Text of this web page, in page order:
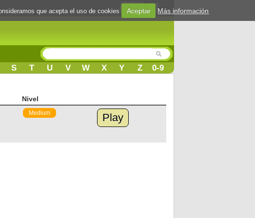
Login
S T U V W X Y Z 0-9
Nivel
Medium Play
que acepta el uso de cookies Aceptar Más información